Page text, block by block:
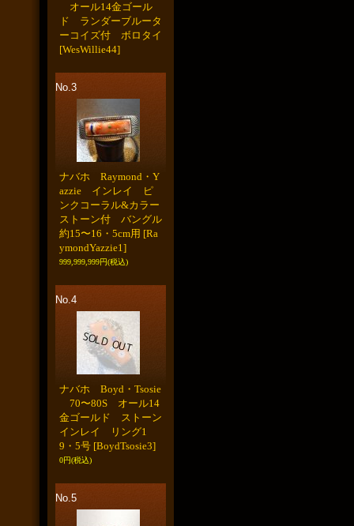
オール14金ゴール
ド ランダーブルータ
ーコイズ付 ボロタイ
[WesWillie44]
No.3
ナバホ Raymond・Y
azzie インレイ ピ
ンクコーラル&カラー
ストーン付 バングル
約15〜16・5cm用 [Ra
ymondYazzie1]
999,999,999円(税込)
No.4
ナバホ Boyd・Tsosie
70〜80S オール14
金ゴールド ストーン
インレイ リング1
9・5号 [BoydTsosie3]
0円(税込)
No.5